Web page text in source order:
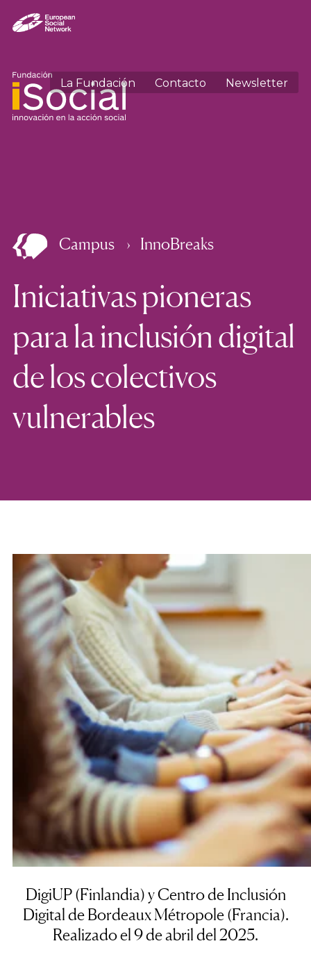
La Fundación Contacto Newsletter
Campus InnoBreaks
Iniciativas pioneras
para la inclusión digital
de los colectivos
vulnerables
DigiUP(Finlandia) yCentro de Inclusión
Digital de Bordeaux Métropole(Francia).
Realizado el 9 de abril del 2025.